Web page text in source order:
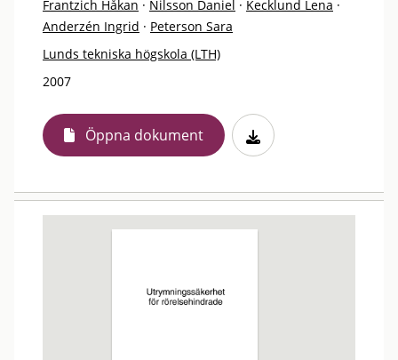
Frantzich Håkan · Nilsson Daniel · Kecklund Lena ·
Anderzén Ingrid · Peterson Sara
Lunds tekniska högskola (LTH)
2007
Öppna dokument